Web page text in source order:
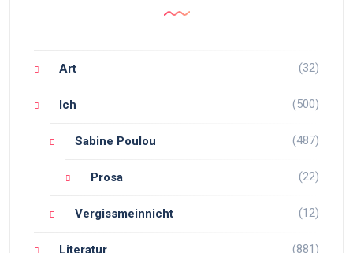
Art (32)
Ich (500)
Sabine Poulou (487)
Prosa (22)
Vergissmeinnicht (12)
Literatur (881)